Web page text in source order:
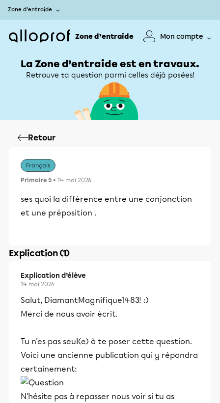
Zone d’entraide
Zone d’entraide Mon compte
La Zone d’entraide est en travaux.
Retrouve ta question parmi celles déjà posées!
Retour
Français
Primaire 5 • 14 mai 2026
ses quoi la différence entre une conjonction
et une préposition .
Explication (1)
Explication d’élève
14 mai 2026
Salut, DiamantMagnifique1483! :)
Merci de nous avoir écrit.
Tu n'es pas seul(e) à te poser cette question.
Voici une ancienne publication qui y répondra
certainement:
N'hésite pas à repasser nous voir si tu as